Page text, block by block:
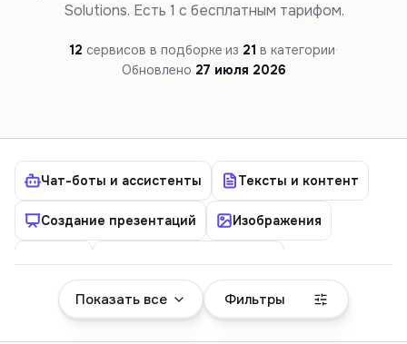
Solutions. Есть 1 с бесплатным тарифом.
12 сервисов в подборке·из 21 в категории·
Обновлено 27 июля 2026
Чат-боты и ассистенты Тексты и контент
Создание презентаций Изображения
Видео Аудио (голос и музыка)
Детектор ИИ Студентам Дизайн
Коммерция Русские Агрегаторы
Показать все Фильтры